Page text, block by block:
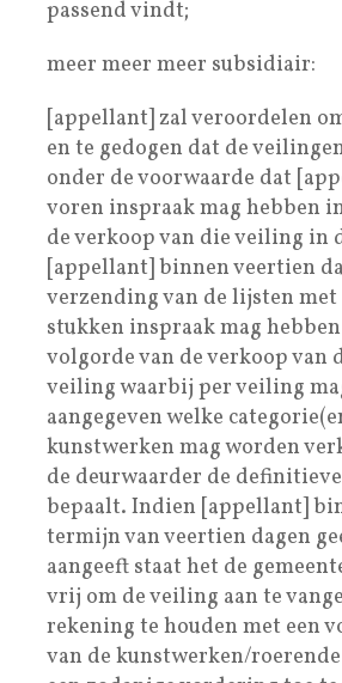
passend vindt;
meer meer meer subsidiair:
[appellant] zal veroordelen
en te gedogen dat de
onder de voorwaarde dat
voren inspraak mag hebben
de verkoop van die veiling in
[appellant] binnen veertien
verzending van de lijsten met
stukken inspraak mag
volgorde van de verkoop van
veiling waarbij per veiling
aangegeven welke
kunstwerken mag worden
de deurwaarder de
bepaalt. Indien [appellant]
termijn van veertien dagen
aangeeft staat het de
vrij om de veiling aan te
rekening te houden met een
van de kunstwerken/